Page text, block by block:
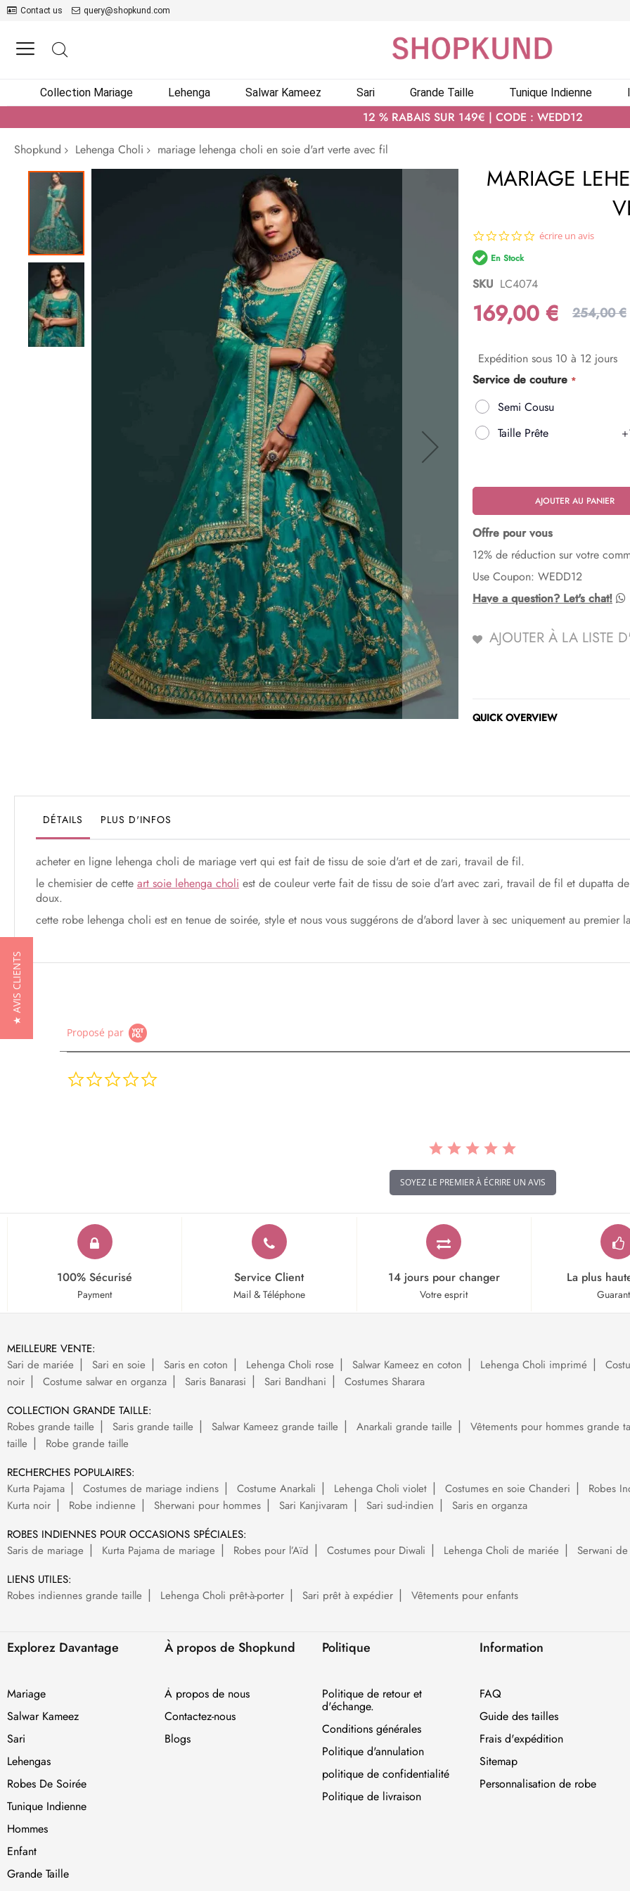
Contact us query@shopkund.com
Collection Mariage Lehenga Salwar Kameez Sari Grande Taille Tunique Indienne
12 % RABAIS SUR 149€ | CODE : WEDD12
Shopkund
Lehenga Choli
mariage lehenga choli en soie d'art verte avec fil
Passer
de
la
galerie
d’images
la
Galerie
d’images
MARIAGE
0.0
écrire un avis
En Stock
SKU LC4074
169,00 € 254,00 €
Expédition sous 10 à 12 jours
Service de couture
Semi Cousu
Taille Prête
+
AJOUTER AU PANIER
Offre pour vous
12% de réduction sur votre
Use Coupon: WEDD12
Have a question? Let's chat!
AJOUTER À LA LISTE
QUICK OVERVIEW
DÉTAILS PLUS D'INFOS
acheter en ligne lehenga choli de mariage vert qui est fait de tissu de soie d'art et de zari, travail de fil.
le chemisier de cette art soie lehenga choli est de couleur verte fait de tissu de soie d'art avec zari, travail de fil et dupatta
doux.
cette robe lehenga choli est en tenue de soirée, style et nous vous suggérons de d'abord laver à sec uniquement au premier
Proposé par
SOYEZ LE PREMIER À ÉCRIRE UN AVIS
100% Sécurisé
Payment
Service Client
Mail & Téléphone
14 jours pour changer
Votre esprit
La plus
MEILLEURE VENTE:
Sari de mariée
Sari en soie Saris en coton Lehenga Choli rose Salwar Kameez en coton Lehenga Choli imprimé
noir
Costume salwar en organza Saris Banarasi Sari Bandhani
Costumes Sharara
COLLECTION GRANDE TAILLE:
Robes grande taille
Saris grande taille Salwar Kameez grande taille Anarkali grande taille Vêtements pour hommes grande
taille
Robe grande taille
RECHERCHES POPULAIRES:
Kurta Pajama
Costumes de mariage indiens Costume Anarkali Lehenga Choli violet Costumes en soie Chanderi Robes
Kurta noir
Robe indienne Sherwani pour hommes Sari Kanjivaram Sari sud-indien
Saris en organza
ROBES INDIENNES POUR OCCASIONS SPÉCIALES:
Saris de mariage
Kurta Pajama de mariage Robes pour l’Aïd Costumes pour Diwali Lehenga Choli de mariée
Serwani
LIENS UTILES:
Robes indiennes grande taille
Lehenga Choli prêt-à-porter Sari prêt à expédier Vêtements pour enfants
Explorez Davantage
Mariage
Salwar Kameez
Sari
Lehengas
Robes De Soirée
Tunique Indienne
Hommes
Enfant
Grande Taille
À propos de Shopkund
À propos de nous
Contactez-nous
Blogs
Politique
Politique de retour et
d'échange.
Conditions générales
Politique d'annulation
politique de confidentialité
Politique de livraison
Information
FAQ
Guide des tailles
Frais d'expédition
Sitemap
Personnalisation de robe
★ AVIS CLIENTS